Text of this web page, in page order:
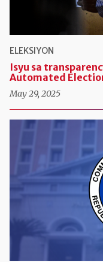
ELEKSIYON
Isyu sa
Automated
May 29, 2025